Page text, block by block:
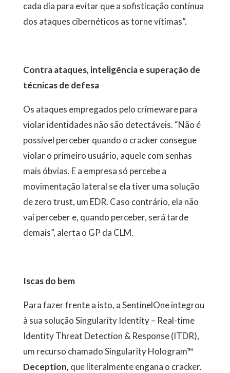
cada dia para evitar que a sofisticação contínua
dos ataques cibernéticos as torne vítimas”.
Contra ataques, inteligência e superação de
técnicas de defesa
Os ataques empregados pelo crimeware para
violar identidades não são detectáveis. “Não é
possível perceber quando o cracker consegue
violar o primeiro usuário, aquele com senhas
mais óbvias. E a empresa só percebe a
movimentação lateral se ela tiver uma solução
de zero trust, um EDR. Caso contrário, ela não
vai perceber e, quando perceber, será tarde
demais”, alerta o GP da CLM.
Iscas do bem
Para fazer frente a isto, a SentinelOne integrou
à sua solução Singularity Identity – Real-time
Identity Threat Detection & Response (ITDR),
um recurso chamado Singularity Hologram™
Deception, que literalmente engana o cracker.